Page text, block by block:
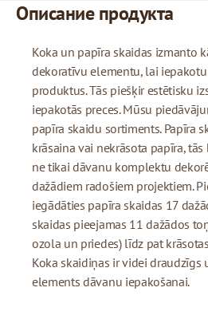
Описание продукта
Koka un papīra skaidas izmanto
dekoratīvu elementu, lai
produktus. Tās piešķir estētisku
iepakotās preces. Mūsu
papīra skaidu sortiments. Papīra
krāsaina vai nekrāsota papīra,
ne tikai dāvanu komplektu
dažādiem radošiem projektiem.
iegādāties papīra skaidas 17
skaidas pieejamas 11 dažādos
ozola un priedes) līdz pat
Koka skaidiņas ir videi draudzīgs
elements dāvanu iepakošanai.